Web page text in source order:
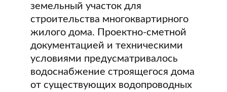
земельный участок для
строительства многоквартирного
жилого дома. Проектно-сметной
документацией и техническими
условиями предусматривалось
водоснабжение строящегося дома
от существующих водопроводных